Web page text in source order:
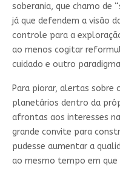
soberania, que chamo de
já que defendem a visão
controle para a
ao menos cogitar
cuidado e outro
Para piorar, alertas sobre
planetários dentro da
afrontas aos interesses
grande convite para
pudesse aumentar a
ao mesmo tempo em